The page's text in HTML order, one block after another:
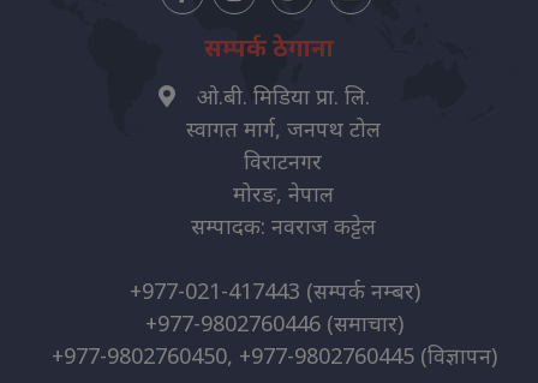
सम्पर्क ठेगाना
ओ.बी. मिडिया प्रा. लि.
स्वागत मार्ग, जनपथ टोल
विराटनगर
मोरङ, नेपाल
सम्पादक: नवराज कट्टेल
+977-021-417443 (सम्पर्क नम्बर)
+977-9802760446 (समाचार)
+977-9802760450, +977-9802760445 (विज्ञापन)